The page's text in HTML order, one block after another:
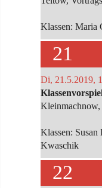
Klassen: Maria
21
Di, 21.5.2019,
Klassen:
Kwaschik
22